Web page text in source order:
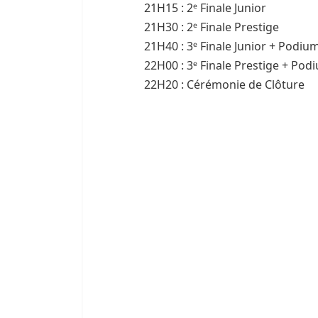
21H15 : 2ᵉ Finale Junior
21H30 : 2ᵉ Finale Prestige
21H40 : 3ᵉ Finale Junior +
22H00 : 3ᵉ Finale Prestige +
22H20 : Cérémonie de Clôture